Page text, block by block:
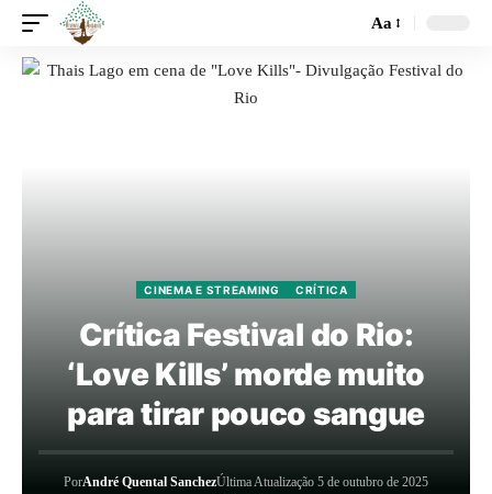
Aa
CINEMA E STREAMING CRÍTICA
Crítica Festival do Rio:
‘Love Kills’ morde muito
para tirar pouco sangue
PorAndré Quental SanchezÚltima Atualização 5 de outubro de 2025